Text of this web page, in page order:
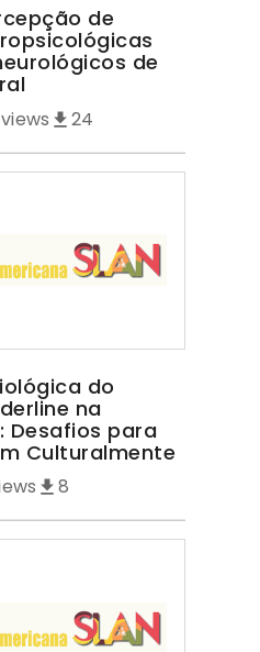
de
de
views 24
do
na
Desafios para
Culturalmente
LATINA
8